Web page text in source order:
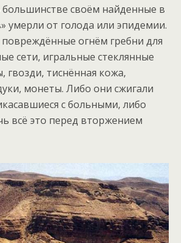
большинстве своём найденные в
умерли от голода или эпидемии.
огнём гребни для
сети, игральные стеклянные
гвозди, тиснённая кожа,
монеты. Либо они сжигали
с больными, либо
всё это перед вторжением